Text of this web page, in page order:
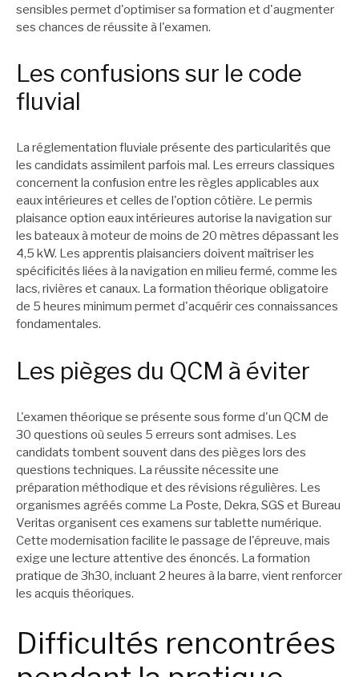
sensibles permet d'optimiser sa formation et d'augmenter
ses chances de réussite à l'examen.
Les confusions sur le code
fluvial
La réglementation fluviale présente des particularités que
les candidats assimilent parfois mal. Les erreurs classiques
concernent la confusion entre les règles applicables aux
eaux intérieures et celles de l'option côtière. Le permis
plaisance option eaux intérieures autorise la navigation sur
les bateaux à moteur de moins de 20 mètres dépassant les
4,5 kW. Les apprentis plaisanciers doivent maîtriser les
spécificités liées à la navigation en milieu fermé, comme les
lacs, rivières et canaux. La formation théorique obligatoire
de 5 heures minimum permet d'acquérir ces connaissances
fondamentales.
Les pièges du QCM à éviter
L'examen théorique se présente sous forme d'un QCM de
30 questions où seules 5 erreurs sont admises. Les
candidats tombent souvent dans des pièges lors des
questions techniques. La réussite nécessite une
préparation méthodique et des révisions régulières. Les
organismes agréés comme La Poste, Dekra, SGS et Bureau
Veritas organisent ces examens sur tablette numérique.
Cette modernisation facilite le passage de l'épreuve, mais
exige une lecture attentive des énoncés. La formation
pratique de 3h30, incluant 2 heures à la barre, vient renforcer
les acquis théoriques.
Difficultés rencontrées